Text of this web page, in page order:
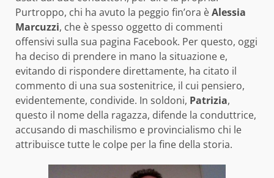
Purtroppo, chi ha avuto la peggio fin’ora èAlessia
Marcuzzi, che è spesso oggetto di commenti
offensivi sulla sua pagina Facebook. Per questo, oggi
ha deciso di prendere in mano la situazione e,
evitando di rispondere direttamente, ha citato il
commento di una sua sostenitrice, il cui pensiero,
evidentemente, condivide. In soldoni, Patrizia,
questo il nome della ragazza, difende la conduttrice,
accusando di maschilismo e provincialismo chi le
attribuisce tutte le colpe per la fine della storia.